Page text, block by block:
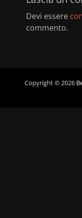
Devi essere
commento.
Copyright © 2026